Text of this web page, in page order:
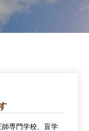
専門学校、盲学